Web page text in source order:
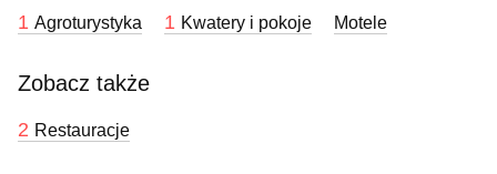
1 Agroturystyka 1 Kwatery i pokoje Motele
Zobacz także
2 Restauracje